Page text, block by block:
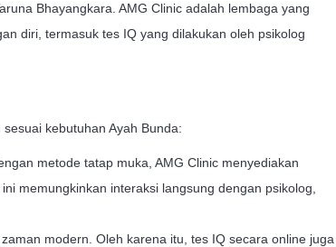
Bhayangkara. AMG Clinic adalah lembaga yang
diri, termasuk tes IQ yang dilakukan oleh psikolog
kebutuhan Ayah Bunda:
metode tatap muka, AMG Clinic menyediakan
memungkinkan interaksi langsung dengan psikolog,
modern. Oleh karena itu, tes IQ secara online juga